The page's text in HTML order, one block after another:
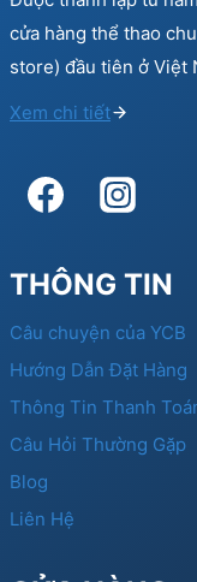
cửa hàng thể thao
store) đầu tiên ở Việt
Xem chi tiết
THÔNG TIN
Câu chuyện của YCB
Hướng Dẫn Đặt Hàng
Thông Tin Thanh
Câu Hỏi Thường Gặp
Blog
Liên Hệ